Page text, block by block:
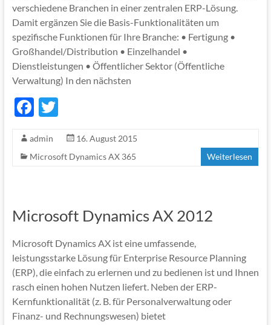
verschiedene Branchen in einer zentralen ERP-Lösung.
Damit ergänzen Sie die Basis-Funktionalitäten um
spezifische Funktionen für Ihre Branche: • Fertigung •
Großhandel/Distribution • Einzelhandel •
Dienstleistungen • Öffentlicher Sektor (Öffentliche
Verwaltung) In den nächsten
F
e
b
k
T
itt
er
admin
16. August 2015
Microsoft Dynamics AX 365
Weiterlesen
Microsoft Dynamics AX 2012
Microsoft Dynamics AX ist eine umfassende,
leistungsstarke Lösung für Enterprise Resource Planning
(ERP), die einfach zu erlernen und zu bedienen ist und Ihnen
rasch einen hohen Nutzen liefert. Neben der ERP-
Kernfunktionalität (z. B. für Personalverwaltung oder
Finanz- und Rechnungswesen) bietet